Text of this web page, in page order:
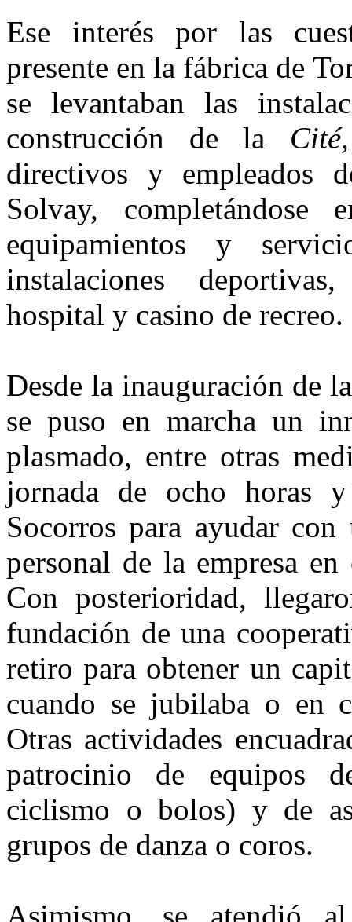
Ese interés por las
presente en la fábrica de
se levantaban las
construcción de la
directivos y empleados
Solvay, completán­dose
equipamientos y
instalaciones
hospital y casino de recreo.
Desde la inauguración de
se puso en marcha un
plasmado, entre otras
jornada de ocho horas
Socorros para ayudar
per­sonal de la empresa
Con posterioridad,
fundación de una
retiro para obtener un
cuando se ju­bilaba o en
Otras actividades
patrocinio de equipos
ciclismo o bolos) y de
grupos de danza o coros.
Asimismo, se atendió